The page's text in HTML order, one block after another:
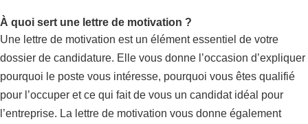
À quoi sert une lettre de motivation ?
Une lettre de motivation est un élément essentiel de votre
dossier de candidature. Elle vous donne l’occasion d’expliquer
pourquoi le poste vous intéresse, pourquoi vous êtes qualifié
pour l’occuper et ce qui fait de vous un candidat idéal pour
l’entreprise. La lettre de motivation vous donne également